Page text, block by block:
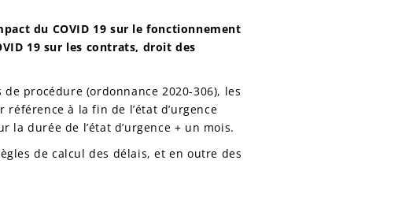
du COVID 19 sur le fonctionnement
19 sur les contrats, droit des
procédure (ordonnance 2020-306), les
à la fin de l’état d’urgence
durée de l’état d’urgence + un mois.
de calcul des délais, et en outre des